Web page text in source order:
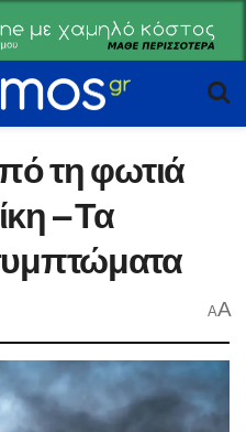
τη φωτιά
– Τα
AA